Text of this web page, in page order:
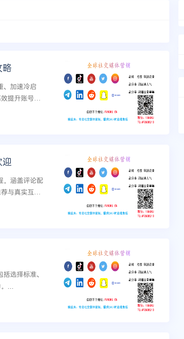
略
、加速冷启
提升账号影
。涵盖评论配
与真实互
选择标准、
...